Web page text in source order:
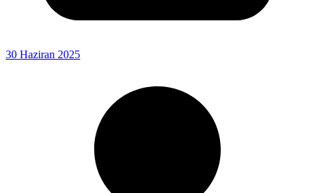
30 Haziran 2025